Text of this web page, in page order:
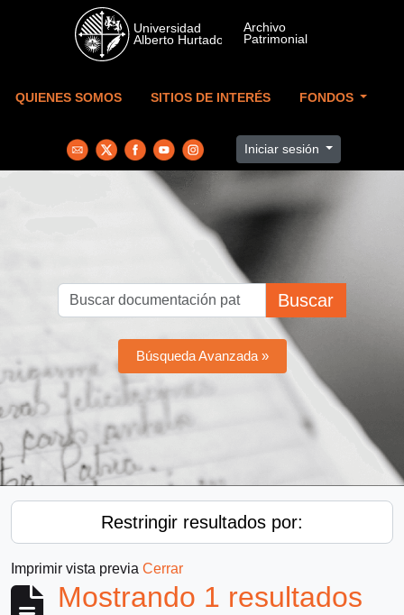
Skip to main content
QUIENES SOMOS SITIOS DE INTERÉS FONDOS
Iniciar sesión
Buscar
Búsqueda Avanzada »
Restringir resultados por:
Imprimir vista previa Cerrar
Mostrando 1 resultados